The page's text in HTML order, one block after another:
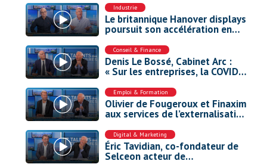
Industrie
Le britannique Hanover displays
poursuit son accélération en
Conseil & Finance
Denis Le Bossé, Cabinet Arc :
« Sur les entreprises, la COVID a
en Ukraine »
Emploi & Formation
Olivier de Fougeroux et Finaxim
aux services de l’externalisation
Digital & Marketing
Éric Tavidian, co-fondateur de
Selceon acteur de